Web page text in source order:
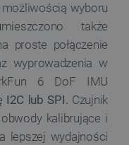
wyboru
także
proste połączenie
wyprowadzenia w
6 DoF IMU
I2C lub SPI. Czujnik
kalibrujące i
lepszej wydajności